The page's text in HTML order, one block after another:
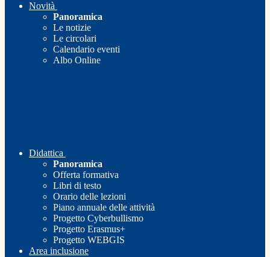
Novità
Panoramica
Le notizie
Le circolari
Calendario eventi
Albo Online
Didattica
Panoramica
Offerta formativa
Libri di testo
Orario delle lezioni
Piano annuale delle attività
Progetto Cyberbullismo
Progetto Erasmus+
Progetto WEBGIS
Area inclusione